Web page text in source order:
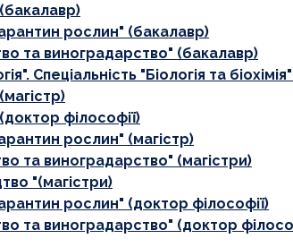
рослин" (бакалавр)
та виноградарство" (бакалавр)
Спеціальність "Біологія та
філософії)
рослин" (магістр)
та виноградарство" (магістри)
"(магістри)
рослин" (доктор філософії)
та виноградарство" (доктор